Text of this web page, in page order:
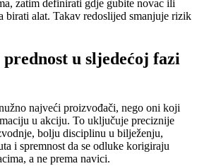
zatim definirati gdje gubite novac ili
birati alat. Takav redoslijed smanjuje rizik
u sljedećoj fazi
najveći proizvođači, nego oni koji
u akciju. To uključuje preciznije
bolju disciplinu u bilježenju,
i spremnost da se odluke korigiraju
a ne prema navici.